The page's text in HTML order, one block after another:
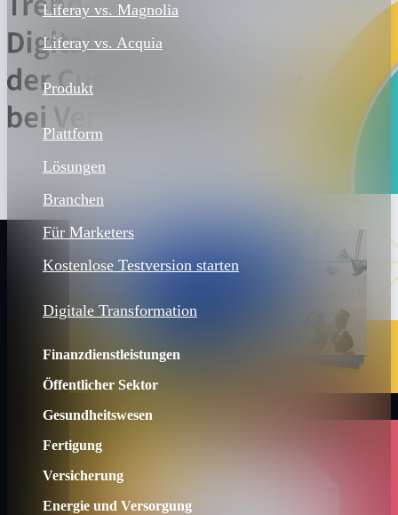
Liferay vs. Magnolia
Liferay vs. Acquia
Produkt
Plattform
Lösungen
Branchen
Für Marketers
Kostenlose Testversion starten
Digitale Transformation
Finanzdienstleistungen
Öffentlicher Sektor
Gesundheitswesen
Fertigung
Versicherung
Energie und Versorgung